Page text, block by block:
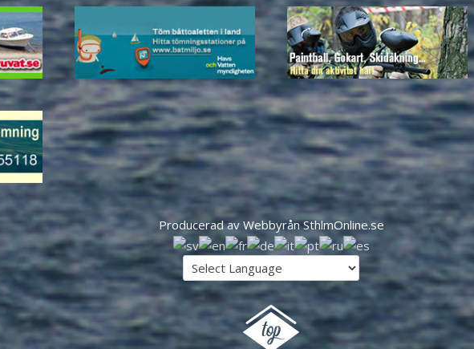
Producerad av Webbyrån SthlmOnline.se